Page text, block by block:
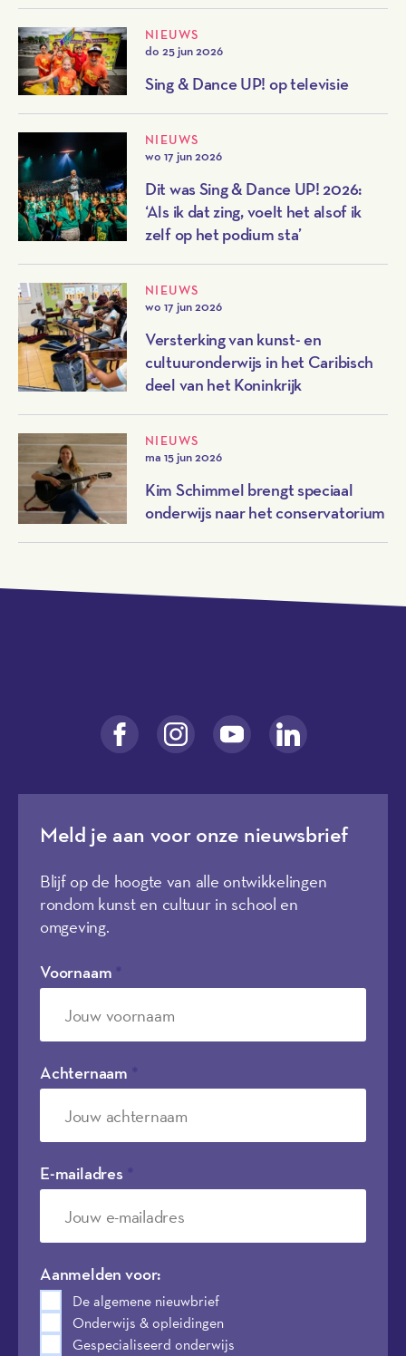
NIEUWS
do 25 jun 2026
Sing & Dance UP! op televisie
NIEUWS
wo 17 jun 2026
Dit was Sing & Dance UP! 2026:
‘Als ik dat zing, voelt het alsof ik
zelf op het podium sta’
NIEUWS
wo 17 jun 2026
Versterking van kunst- en
cultuuronderwijs in het Caribisch
deel van het Koninkrijk
NIEUWS
ma 15 jun 2026
Kim Schimmel brengt speciaal
onderwijs naar het conservatorium
Meld je aan voor onze nieuwsbrief
Blijf op de hoogte van alle ontwikkelingen
rondom kunst en cultuur in school en
omgeving.
Voornaam
Achternaam
E-mailadres
Aanmelden voor:
De algemene nieuwbrief
Onderwijs & opleidingen
Gespecialiseerd onderwijs